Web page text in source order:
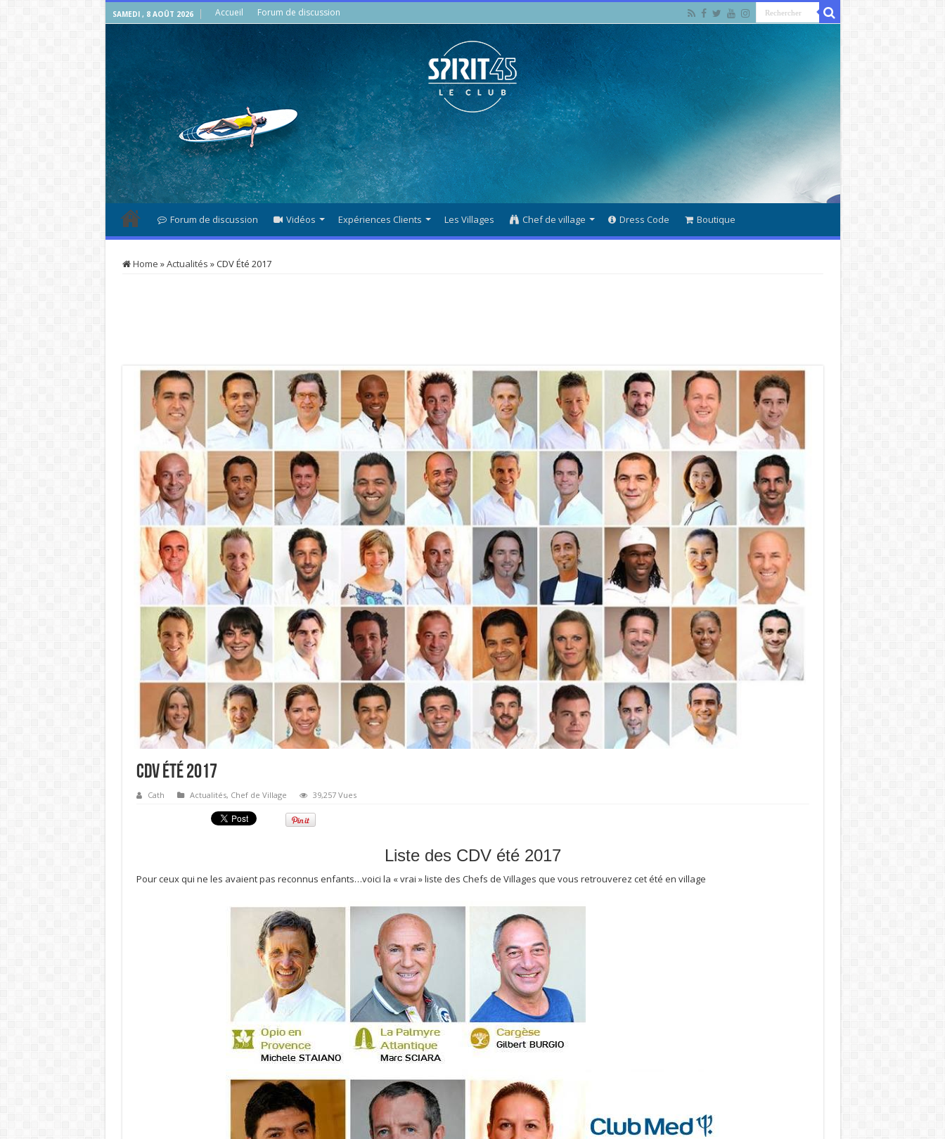
SAMEDI , 8 AOÛT 2026 Accueil Forum de discussion
Forum de discussion Vidéos Expériences Clients Les Villages Chef de village Dress Code Boutique
Home »Actualités »CDV Été 2017
CDV Été 2017
Cath Actualités, Chef de Village 39,257 Vues
Liste des CDV été 2017
Pour ceux qui ne les avaient pas reconnus enfants…voici la « vrai » liste des Chefs de Villages que vous retrouverez cet été en village